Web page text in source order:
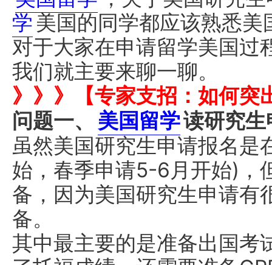
学 美国的同学都应该熟悉
对于大家在申请留学美国过
我们就主要来聊一聊。
》》》【专家支招：如何突
问题一、
美国留学读研究
虽然美国研究生申请报名
始，春季申请5-6月开始)，
备，因为美国研究生申请有
备。
其中最主要的是准备出国考